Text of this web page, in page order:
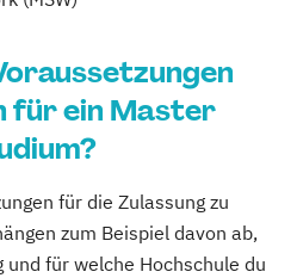
für ein Master
für die Zulassung zu
zum Beispiel davon ab,
für welche Hochschule du